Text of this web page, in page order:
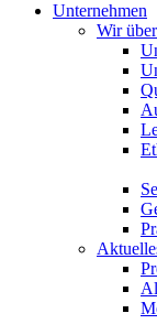
Unternehmen
Wir